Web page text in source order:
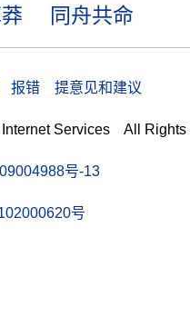
同舟共命
报错 提意见和建议
Services All Rights
号-13
号